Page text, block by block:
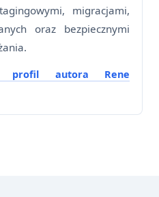
migracjami,
oraz bezpiecznymi
profil autora Rene